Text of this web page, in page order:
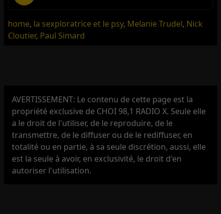
home, la sexploratrice et le psy, Melanie Trudel, Nick
Cloutier, Paul Simard
AVERTISSEMENT: Le contenu de cette page est la
propriété exclusive de CHOI 98,1 RADIO X. Seule elle
a le droit de l'utiliser, de le reproduire, de le
transmettre, de le diffuser ou de le rediffuser, en
totalité ou en partie, à sa seule discrétion, aussi, elle
est la seule à avoir, en exclusivité, le droit d'en
autoriser l'utilisation.